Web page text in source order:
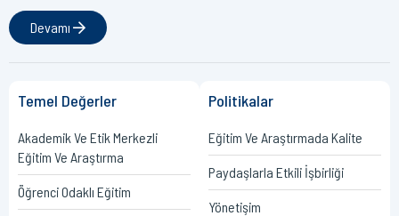
Devamı
Temel Değerler
Akademik Ve Etik Merkezli
Eğitim Ve Araştırma
Öğrenci Odaklı Eğitim
Politikalar
Eğitim Ve Araştırmada Kalite
Paydaşlarla Etkili İşbirliği
Yönetişim